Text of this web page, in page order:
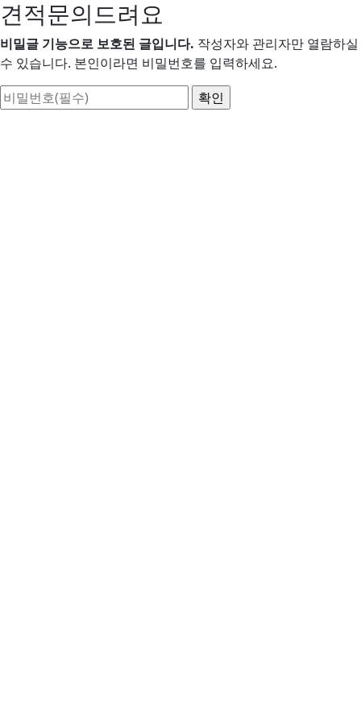
견적문의드려요
비밀글 기능으로 보호된 글입니다. 작성자와 관리자만 열람하실
수 있습니다. 본인이라면 비밀번호를 입력하세요.